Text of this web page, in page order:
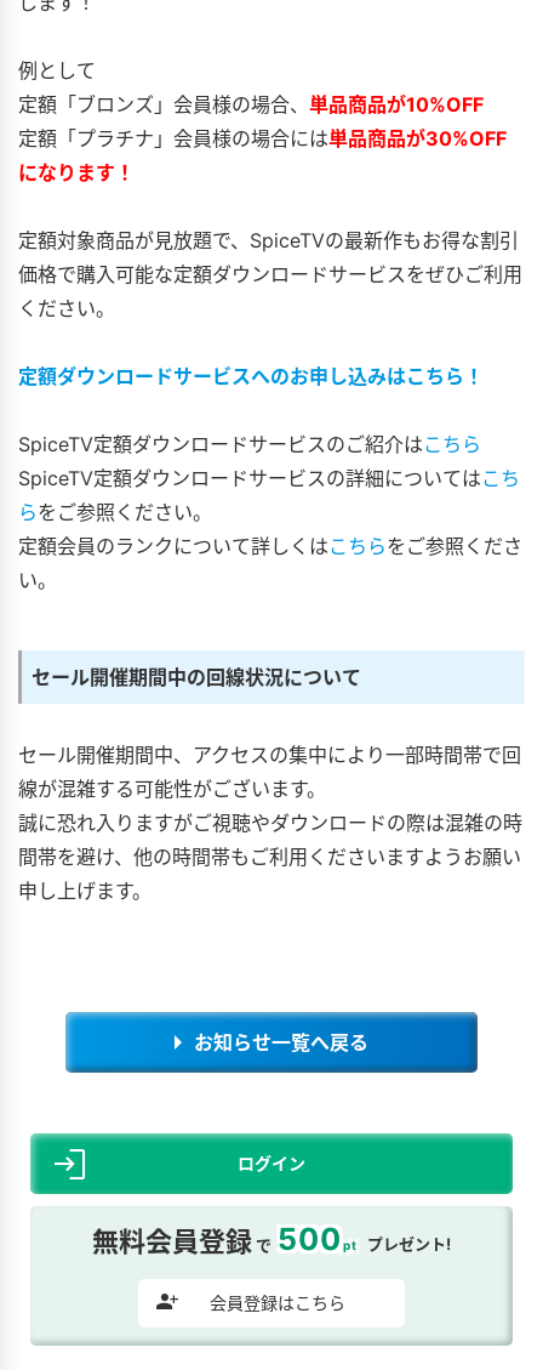
ログイン
無料会員登録 で 500pt プレゼント!
会員登録はこちら
例として
定額「ブロンズ」会員様の場合、 単品商品が10%OFF
定額「プラチナ」会員様の場合には単品商品が30%OFF
になります！
定額対象商品が見放題で、SpiceTVの最新作もお得な割引
価格で購入可能な定額ダウンロードサービスをぜひご利用
ください。
定額ダウンロードサービスへのお申し込みはこちら！
SpiceTV定額ダウンロードサービスのご紹介はこちら
SpiceTV定額ダウンロードサービスの詳細についてはこち
らをご参照ください。
定額会員のランクについて詳しくはこちらをご参照くださ
い。
セール開催期間中の回線状況について
セール開催期間中、アクセスの集中により一部時間帯で回
線が混雑する可能性がございます。
誠に恐れ入りますがご視聴やダウンロードの際は混雑の時
間帯を避け、他の時間帯もご利用くださいますようお願い
申し上げます。
お知らせ一覧へ戻る